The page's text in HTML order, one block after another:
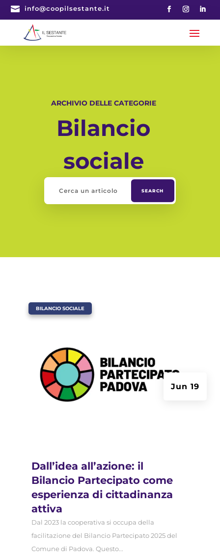
 info@coopilsestante.it
ARCHIVIO DELLE CATEGORIE
Bilancio
sociale
Dall’idea all’azione: il
Bilancio Partecipato come
esperienza di cittadinanza
attiva
Jun 19
| BILANCIO SOCIALE
Dal 2023 la cooperativa si occupa della
facilitazione del Bilancio Partecipato 2025 del
Comune di Padova. Questo...